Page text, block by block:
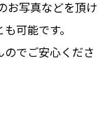
お写真などを頂け
可能です。
でご安心くださ